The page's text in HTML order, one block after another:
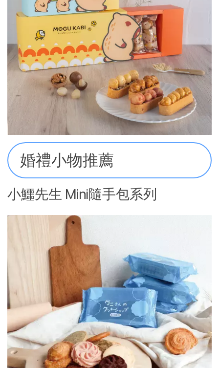
婚禮小物推薦
小鱷先生 Mini隨手包系列